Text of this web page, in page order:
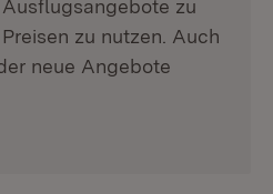
zu
zu nutzen. Auch
neue Angebote